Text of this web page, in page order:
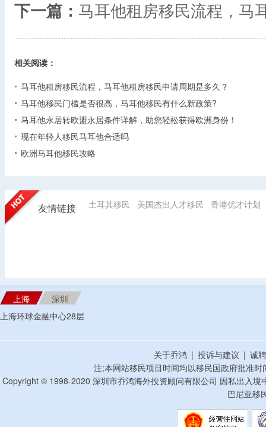
下一篇： 马耳他租房移民流程，马
相关阅读：
马耳他租房移民流程，马耳他租房移民申请周期是多久？
马耳他移民门槛是否很高，马耳他移民有什么新政策?
马耳他永居转欧盟永居条件详解，助您轻松获得欧洲身份！
现在年轻人移民马耳他合适吗
欧洲马耳他移民攻略
友情链接 土耳其移民 美国杰出人才移民 香港优才计划
上海
深圳
上海环球金融中心28层
关于乔鸿 | 投诉与建议 | 诚
注;本网站移民项目时间均以移民国政府批准
Copyright © 1998-2020 深圳市乔鸿海外投资顾问有限公司 因私出入
巴尼亚移